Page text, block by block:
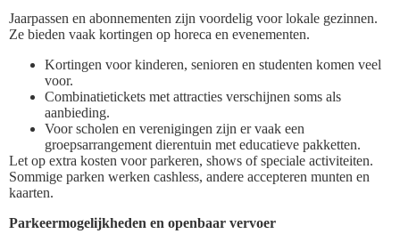
Jaarpassen en abonnementen zijn voordelig voor lokale gezinnen.
Ze bieden vaak kortingen op horeca en evenementen.
Kortingen voor kinderen, senioren en studenten komen veel
voor.
Combinatietickets met attracties verschijnen soms als
aanbieding.
Voor scholen en verenigingen zijn er vaak een
groepsarrangement dierentuin met educatieve pakketten.
Let op extra kosten voor parkeren, shows of speciale activiteiten.
Sommige parken werken cashless, andere accepteren munten en
kaarten.
Parkeermogelijkheden en openbaar vervoer